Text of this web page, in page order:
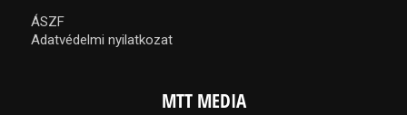
ÁSZF
Adatvédelmi nyilatkozat
MTT MEDIA